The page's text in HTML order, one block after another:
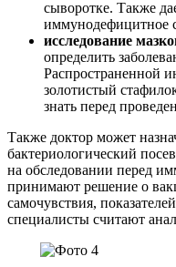
сыворотке. Также
иммунодефицитное
исследование
определить
Распространенной
золотистый
знать перед
Также доктор может
бактериологический
на обследовании перед
принимают решение о
самочувствия,
специалисты считают